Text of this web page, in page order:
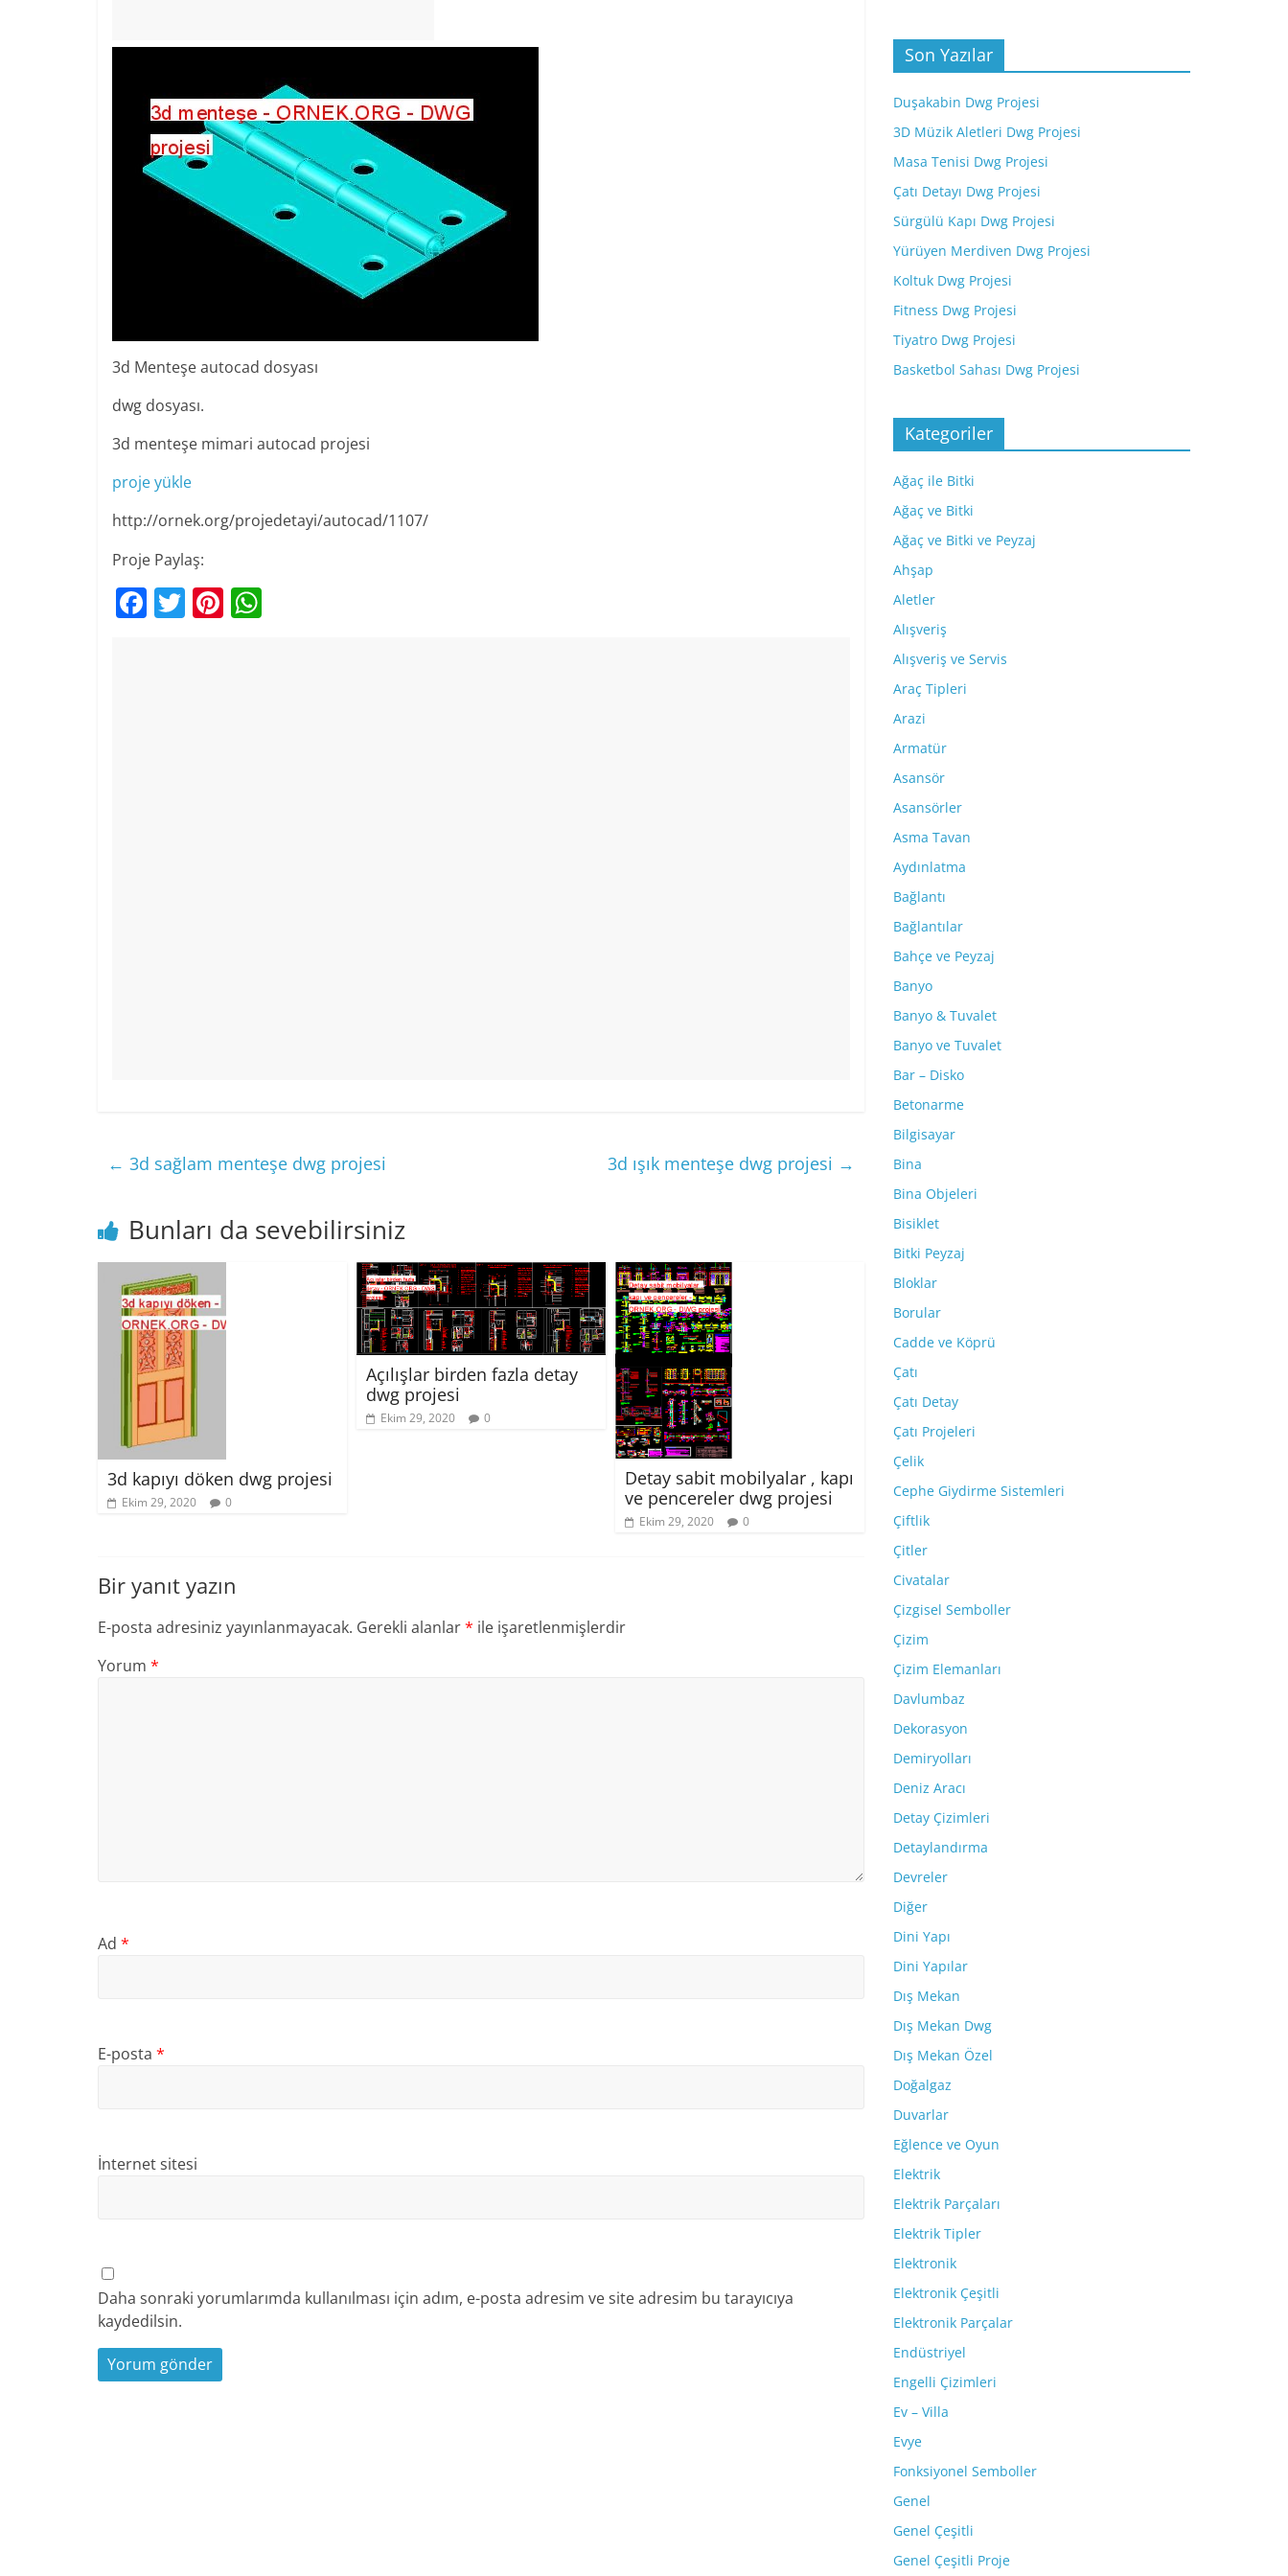
3d Menteşe autocad dosyası
dwg dosyası.
3d menteşe mimari autocad projesi
proje yükle
http://ornek.org/projedetayi/autocad/1107/
Proje Paylaş:
F T Pi
← 3d sağlam menteşe dwg projesi 3d ışık menteşe dwg projesi →
Bunları da sevebilirsiniz
3d kapıyı döken dwg projesi
Ekim 29, 2020 0
Açılışlar birden fazla detay
dwg projesi
Ekim 29, 2020 0
Detay sabit mobilyalar , kapı
ve pencereler dwg projesi
Ekim 29, 2020 0
Bir yanıt yazın
E-posta adresiniz yayınlanmayacak. Gerekli alanlar* ile işaretlenmişlerdir
Yorum *
Ad *
E-posta *
İnternet sitesi
Daha sonraki yorumlarımda kullanılması için adım, e-posta adresim ve site adresim bu tarayıcıya
kaydedilsin.
Son Yazılar
Duşakabin Dwg Projesi
3D Müzik Aletleri Dwg Projesi
Masa Tenisi Dwg Projesi
Çatı Detayı Dwg Projesi
Sürgülü Kapı Dwg Projesi
Yürüyen Merdiven Dwg Projesi
Koltuk Dwg Projesi
Fitness Dwg Projesi
Tiyatro Dwg Projesi
Basketbol Sahası Dwg Projesi
Kategoriler
Ağaç ile Bitki
Ağaç ve Bitki
Ağaç ve Bitki ve Peyzaj
Ahşap
Aletler
Alışveriş
Alışveriş ve Servis
Araç Tipleri
Arazi
Armatür
Asansör
Asansörler
Asma Tavan
Aydınlatma
Bağlantı
Bağlantılar
Bahçe ve Peyzaj
Banyo
Banyo & Tuvalet
Banyo ve Tuvalet
Bar – Disko
Betonarme
Bilgisayar
Bina
Bina Objeleri
Bisiklet
Bitki Peyzaj
Bloklar
Borular
Cadde ve Köprü
Çatı
Çatı Detay
Çatı Projeleri
Çelik
Cephe Giydirme Sistemleri
Çiftlik
Çitler
Civatalar
Çizgisel Semboller
Çizim
Çizim Elemanları
Davlumbaz
Dekorasyon
Demiryolları
Deniz Aracı
Detay Çizimleri
Detaylandırma
Devreler
Diğer
Dini Yapı
Dini Yapılar
Dış Mekan
Dış Mekan Dwg
Dış Mekan Özel
Doğalgaz
Duvarlar
Eğlence ve Oyun
Elektrik
Elektrik Parçaları
Elektrik Tipler
Elektronik
Elektronik Çeşitli
Elektronik Parçalar
Endüstriyel
Engelli Çizimleri
Ev – Villa
Evye
Fonksiyonel Semboller
Genel
Genel Çeşitli
Genel Çeşitli Proje